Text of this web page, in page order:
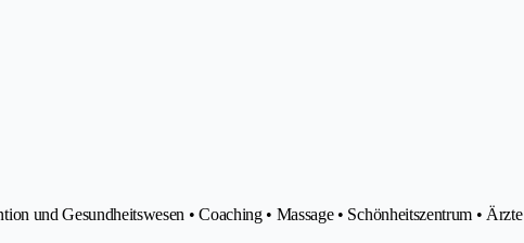
und Gesundheitswesen • Coaching • Massage • Schönheitszentrum • Ärzte